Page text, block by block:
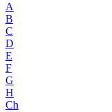
A
B
C
D
E
F
G
H
Ch